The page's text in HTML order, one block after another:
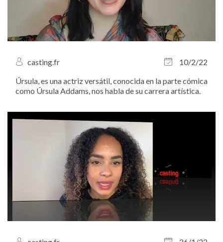
casting.fr
10/2/22
Úrsula, es una actriz versátil, conocida en la parte cómica
como Úrsula Addams, nos habla de su carrera artística.